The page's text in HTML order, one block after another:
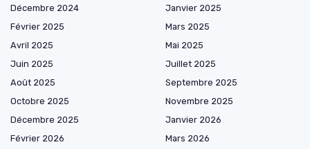
Décembre 2024
Janvier 2025
Février 2025
Mars 2025
Avril 2025
Mai 2025
Juin 2025
Juillet 2025
Août 2025
Septembre 2025
Octobre 2025
Novembre 2025
Décembre 2025
Janvier 2026
Février 2026
Mars 2026